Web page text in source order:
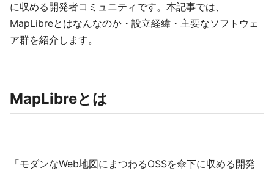
に収める開発者コミュニティです。本記事では、
MapLibreとはなんなのか・設立経緯・主要なソフトウェ
ア群を紹介します。
MapLibreとは
「モダンなWeb地図にまつわるOSSを傘下に収める開発